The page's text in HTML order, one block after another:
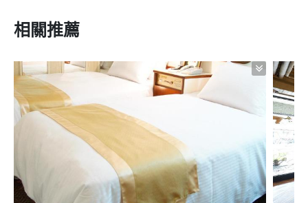
相關推薦